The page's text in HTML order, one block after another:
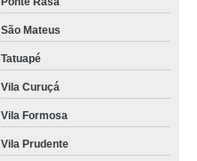
São Mateus
Tatuapé
Vila Curuçá
Vila Formosa
Vila Prudente